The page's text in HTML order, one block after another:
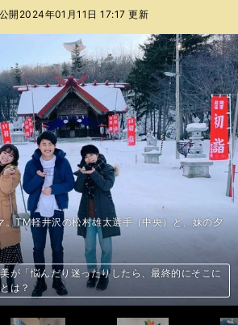
開 2024年01月11日 17:17 更新
美は「早くこの町を出たかった。ここにいたら
恐怖心があった」
「旦那さんのどんなところが好き？」と聞かれ
。TM軽井沢の松村雄太選手（中央）と、妹の夕
が「悩んだり迷ったりしたら、最終的にそこに
は？
カしてなかった？」鈴木夕湖の言葉にハッとし
レは大ピンチに雑草チームの底力を取り戻した
ど、どうしたらいいかわからなかった」時に支
こだわるようになったワケ
が心強く感じた妹・夕梨花の発言と彼女への誕
たゴルフ漫画の名言